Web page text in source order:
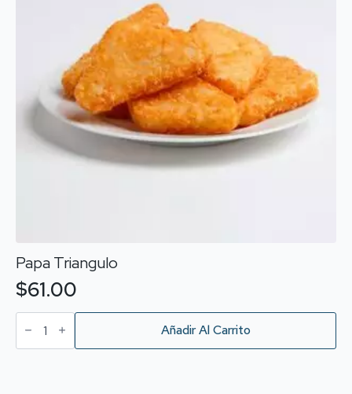
producto
Papa Triangulo
$61.00
Papa
Triangulo Añadir Al Carrito